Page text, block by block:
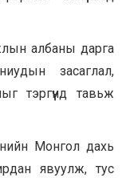
албаны дарга
засаглал,
тэргүүнд тавьж
Монгол дахь
явуулж, тус